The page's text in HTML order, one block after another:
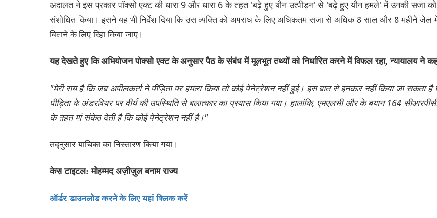
अदालत ने इस प्रकार पॉक्सो एक्ट की धारा 9 और धारा 6 के तहत 'बढ़े हुए यौन उत्पीड़न' से 'बढ़े हुए यौन हमले' में उनकी सजा को
संशोधित किया। इसने यह भी निर्देश दिया कि उस व्यक्ति को अपराध के लिए अधिकतम सजा से अधिक 8 साल और 8 महीने जेल
बिताने के लिए रिहा किया जाए।
यह देखते हुए कि अभियोजन पोक्सो एक्ट के अनुसार पैठ के संबंध में मूलभूत तथ्यों को निर्धारित करने में विफल रहा, न्यायालय ने
"मेरी राय है कि जब अपीलकर्ता ने पीड़िता पर हमला किया तो कोई पेनेट्रेशन नहीं हुई। इस बात से इनकार नहीं किया जा सकता है
पीड़िता के अंडरवियर पर वीर्य की उपस्थिति से बलात्कार का प्रयास किया गया। हालांकि, एमएलसी और के बयान 164 सीआरपीसी
के तहत मां संकेत देती है कि कोई पेनेट्रेशन नहीं है।"
तद्नुसार याचिका का निस्तारण किया गया।
केस टाइटल: मोहम्मद अज़ीज़ुल बनाम राज्य
ऑर्डर डाउनलोड करने के लिए यहां क्लिक करें